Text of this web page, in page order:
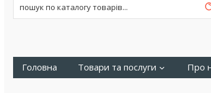
Головна Товари та послуги Про